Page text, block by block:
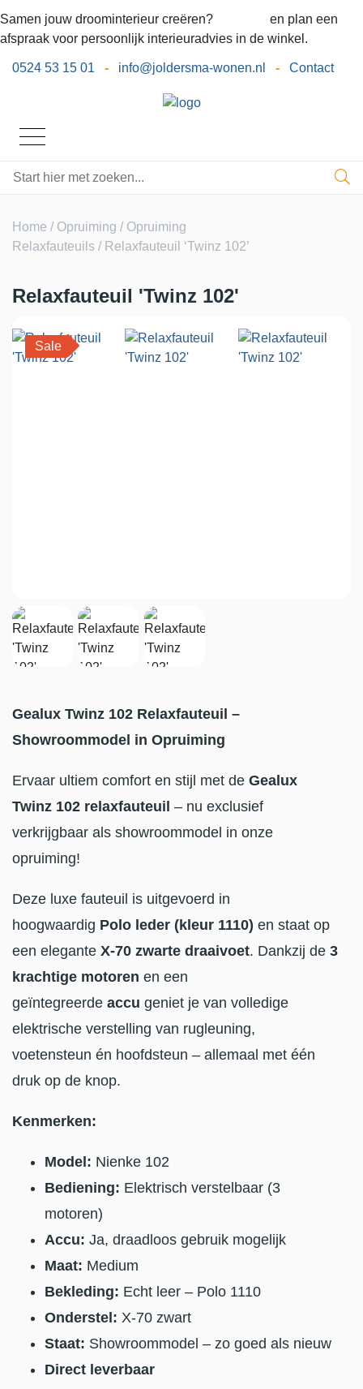
Samen jouw droominterieur creëren?
en plan een
afspraak voor persoonlijk interieuradvies in de winkel.
0524 53 15 01 - info@joldersma-wonen.nl - Contact
Home / Opruiming / Opruiming
Relaxfauteuils / Relaxfauteuil ‘Twinz 102’
Relaxfauteuil 'Twinz 102'
Sale
Gealux Twinz 102 Relaxfauteuil –
Showroommodel in Opruiming
Ervaar ultiem comfort en stijl met de Gealux
Twinz 102 relaxfauteuil – nu exclusief
verkrijgbaar als showroommodel in onze
opruiming!
Deze luxe fauteuil is uitgevoerd in
hoogwaardig Polo leder (kleur 1110) en staat op
een elegante X-70 zwarte draaivoet. Dankzij de 3
krachtige motoren en een
geïntegreerde accu geniet je van volledige
elektrische verstelling van rugleuning,
voetensteun én hoofdsteun – allemaal met één
druk op de knop.
Kenmerken:
Model: Nienke 102
Bediening: Elektrisch verstelbaar (3
motoren)
Accu: Ja, draadloos gebruik mogelijk
Maat: Medium
Bekleding: Echt leer – Polo 1110
Onderstel: X-70 zwart
Staat: Showroommodel – zo goed als nieuw
Direct leverbaar